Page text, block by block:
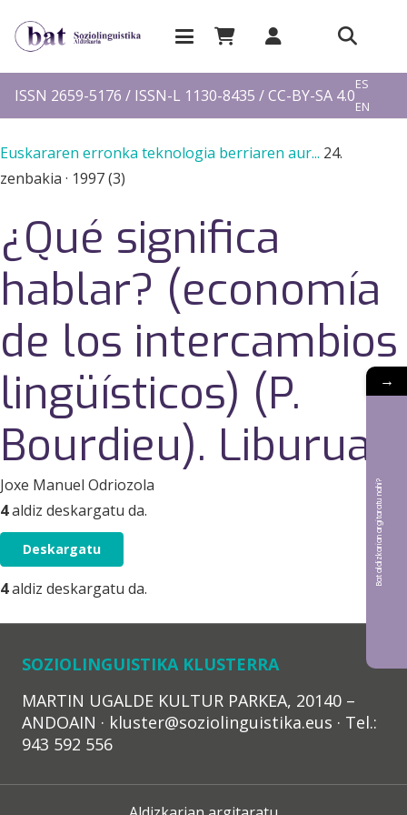
ISSN 2659-5176 / ISSN-L 1130-8435 / CC-BY-SA 4.0
ES
EN
Euskararen erronka teknologia berriaren aur... 24.
zenbakia · 1997 (3)
¿Qué significa
hablar? (economía
de los intercambios
lingüísticos) (P.
Bourdieu). Liburua
Joxe Manuel Odriozola
4aldiz deskargatu da.
Deskargatu
4aldiz deskargatu da.
SOZIOLINGUISTIKA KLUSTERRA
MARTIN UGALDE KULTUR PARKEA, 20140 –
ANDOAIN · kluster@soziolinguistika.eus · Tel.:
943 592 556
→
Bat aldizkarian argitaratu nahi?